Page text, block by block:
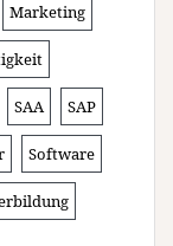
Marketing
SAA SAP
Software